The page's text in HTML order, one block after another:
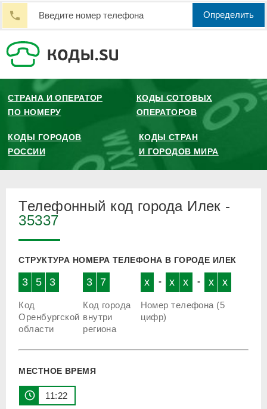
Определить
СТРАНА И ОПЕРАТОР
ПО НОМЕРУ
КОДЫ СОТОВЫХ
ОПЕРАТОРОВ
КОДЫ ГОРОДОВ
РОССИИ
КОДЫ СТРАН
И ГОРОДОВ МИРА
Телефонный код города Илек -
35337
СТРУКТУРА НОМЕРА ТЕЛЕФОНА В ГОРОДЕ ИЛЕК
3 5 3
Код
Оренбургской
области
3 7
Код города
внутри
региона
x - x x - x x
Номер телефона (5
цифр)
МЕСТНОЕ ВРЕМЯ
11 22